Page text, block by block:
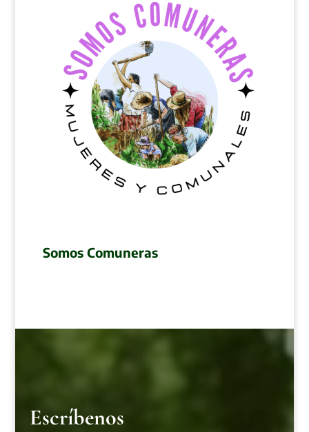
Somos Comuneras
Escríbenos